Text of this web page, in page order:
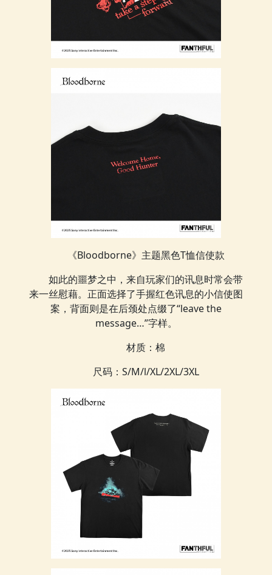
《Bloodborne》主题黑色T恤信使款
如此的噩梦之中，来自玩家们的讯息时常会带
来一丝慰藉。正面选择了手握红色讯息的小信使图
案，背面则是在后颈处点缀了“leave the
message…”字样。
材质：棉
尺码：S/M/l/XL/2XL/3XL